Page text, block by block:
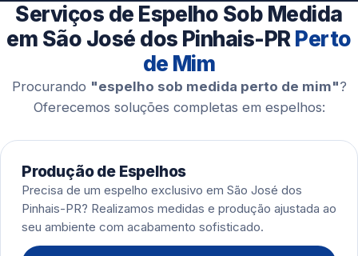
Esquadrias de Alumínio
Serviços de Espelho Sob Medida
em São José dos Pinhais-PR Perto
de Mim
Procurando "espelho sob medida perto de mim"?
Oferecemos soluções completas em espelhos:
Produção de Espelhos
Precisa de um espelho exclusivo em São José dos
Pinhais-PR? Realizamos medidas e produção ajustada ao
seu ambiente com acabamento sofisticado.